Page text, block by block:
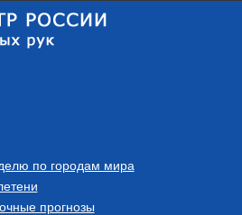
по городам мира
прогнозы